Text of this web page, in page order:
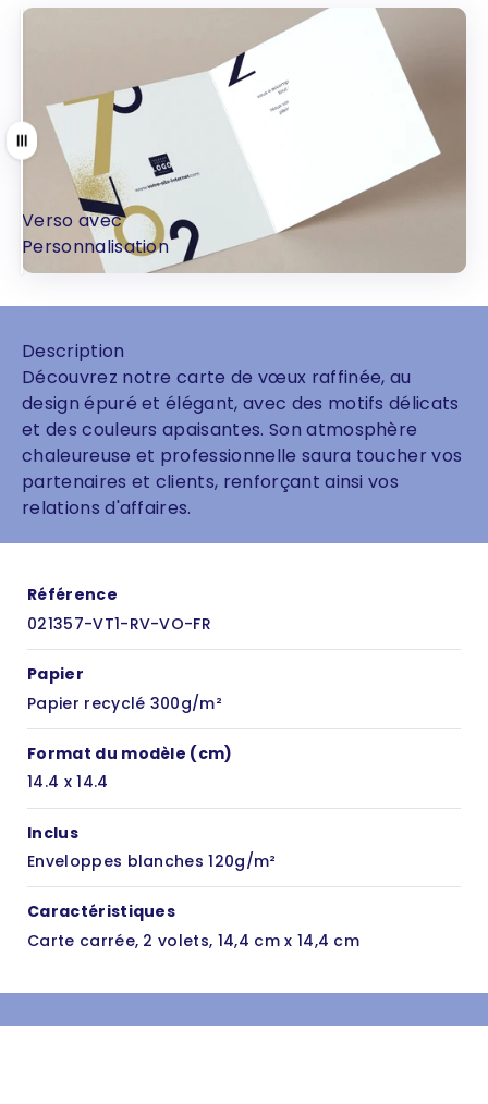
Verso avec
Personnalisation
Verso sans
Personnalisation
Tirer
Description
Découvrez notre carte de vœux raffinée, au
design épuré et élégant, avec des motifs délicats
et des couleurs apaisantes. Son atmosphère
chaleureuse et professionnelle saura toucher vos
partenaires et clients, renforçant ainsi vos
relations d'affaires.
Référence
021357-VT1-RV-VO-FR
Papier
Papier recyclé 300g/m²
Format du modèle (cm)
14.4 x 14.4
Inclus
Enveloppes blanches 120g/m²
Caractéristiques
Carte carrée, 2 volets, 14,4 cm x 14,4 cm